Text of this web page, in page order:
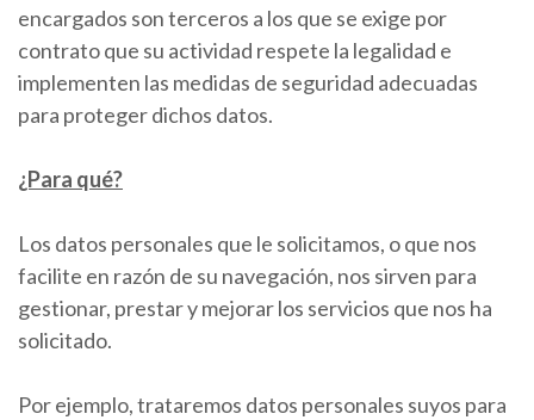
encargados son terceros a los que se exige por
contrato que su actividad respete la legalidad e
implementen las medidas de seguridad adecuadas
para proteger dichos datos.
¿Para qué?
Los datos personales que le solicitamos, o que nos
facilite en razón de su navegación, nos sirven para
gestionar, prestar y mejorar los servicios que nos ha
solicitado.
Por ejemplo, trataremos datos personales suyos para